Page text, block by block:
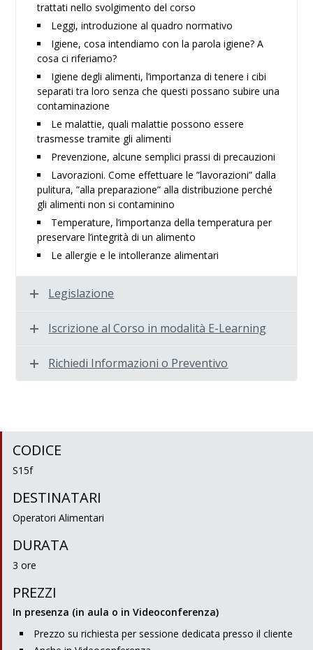
trattati nello svolgimento del corso
Leggi, introduzione al quadro normativo
Igiene, cosa intendiamo con la parola igiene? A
cosa ci riferiamo?
Igiene degli alimenti, l’importanza di tenere i cibi
separati tra loro senza che questi possano subire una
contaminazione
Le malattie, quali malattie possono essere
trasmesse tramite gli alimenti
Prevenzione, alcune semplici prassi di precauzioni
Lavorazioni. Come effettuare le ”lavorazioni” dalla
pulitura, ”alla preparazione” alla distribuzione perché
gli alimenti non si contaminino
Temperature, l’importanza della temperatura per
preservare l’integrità di un alimento
Le allergie e le intolleranze alimentari
Legislazione
Iscrizione al Corso in modalità E-Learning
Richiedi Informazioni o Preventivo
CODICE
S15f
DESTINATARI
Operatori Alimentari
DURATA
3 ore
PREZZI
In presenza (in aula o in Videoconferenza)
Prezzo su richiesta per sessione dedicata presso il cliente